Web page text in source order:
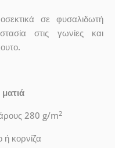
σε φυσαλιδωτή
στις γωνίες και
280 g/m2
ή κορνίζα